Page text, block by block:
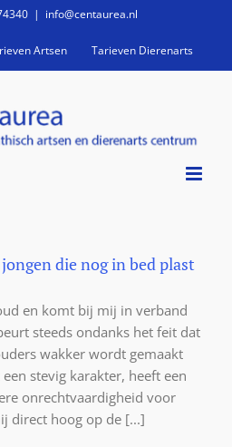
| info@centaurea.nl
Artsen Tarieven Dierenarts
die nog in bed plast
en komt bij mij in verband
steeds ondanks het feit dat
wakker wordt gemaakt
stevig karakter, heeft een
onrechtvaardigheid voor
direct hoog op de [...]